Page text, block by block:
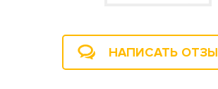
НАПИСАТЬ